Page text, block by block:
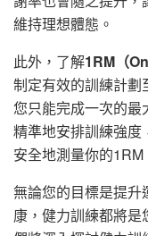
維持理想體態。
此外，了解1RM（
制定有效的訓練計劃
您只能完成一次的最
精準地安排訓練強
安全地測量你的
無論您的目標是提
康，健力訓練都將